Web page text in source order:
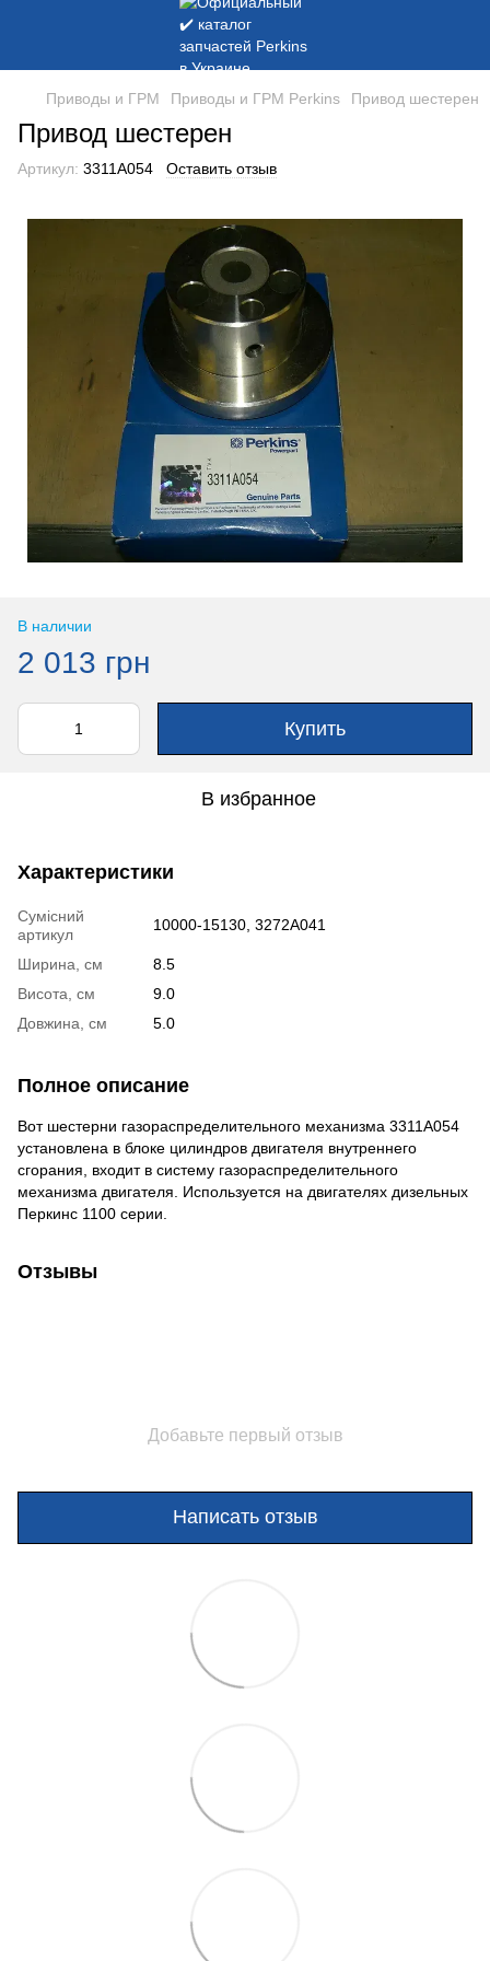
Приводы и ГРМ Приводы и ГРМ Perkins Привод шестерен
Привод шестерен
Артикул: 3311A054 Оставить отзыв
В наличии
2 013 грн
Купить
В избранное
Характеристики
Сумісний
артикул
10000-15130, 3272A041
Ширина, см
8.5
Висота, см
9.0
Довжина, см
5.0
Полное описание
Вот шестерни газораспределительного механизма 3311A054
установлена в блоке цилиндров двигателя внутреннего
сгорания, входит в систему газораспределительного
механизма двигателя. Используется на двигателях дизельных
Перкинс 1100 серии.
Отзывы
Добавьте первый отзыв
Написать отзыв